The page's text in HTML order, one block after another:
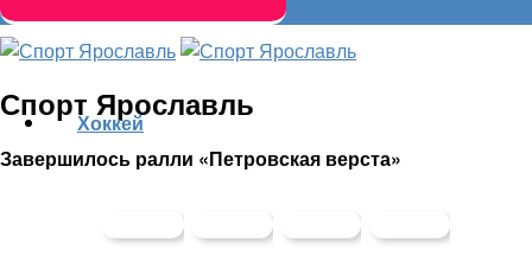
Спорт Ярославль
Завершилось ралли «Петровская верста»
Хоккей